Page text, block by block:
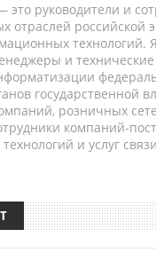
это руководители и
отраслей российской
технологий.
и
государственной
розничных
компаний-
и услуг